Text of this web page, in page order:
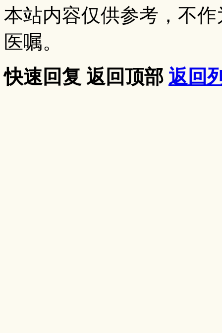
本站内容仅供参考，不
医嘱。
快速回复 返回顶部 返回